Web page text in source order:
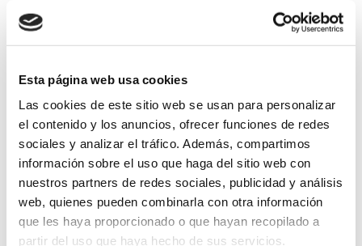
Esta página web usa cookies
Las cookies de este sitio web se usan para personalizar
el contenido y los anuncios, ofrecer funciones de redes
sociales y analizar el tráfico. Además, compartimos
información sobre el uso que haga del sitio web con
nuestros partners de redes sociales, publicidad y análisis
web, quienes pueden combinarla con otra información
que les haya proporcionado o que hayan recopilado a
partir del uso que haya hecho de sus servicios.
Obras de refuerzo de la
pavimentación en los
caminos de la
prolongación Maigmo y del
Pantanet
Objeto
Obras de refuerzo de la